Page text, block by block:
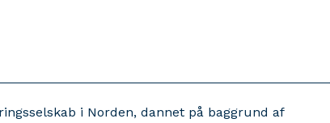
i Norden, dannet på baggrund af